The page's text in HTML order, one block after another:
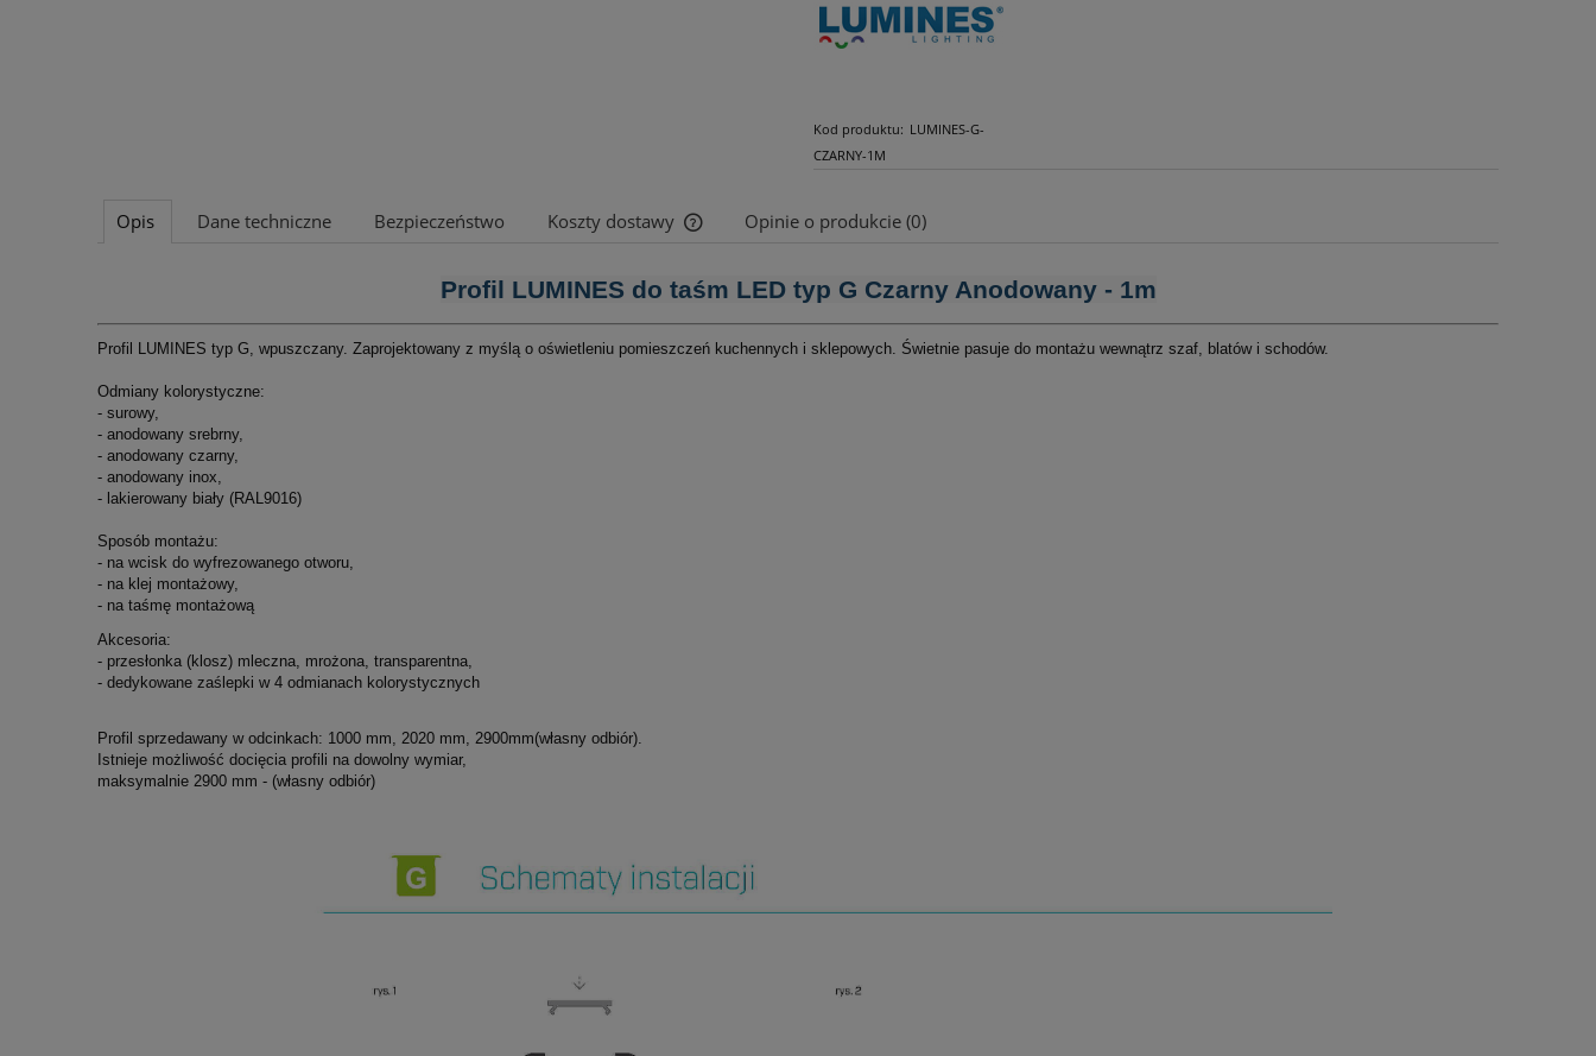
Kod produktu: LUMINES-G-
CZARNY-1M
Opis Dane techniczne Bezpieczeństwo Koszty dostawy
Cena nie zawiera ewentualnych kosztów
Opinie o produkcie (0)
Profil LUMINES do taśm LED typ G Czarny Anodowany - 1m
Profil LUMINES typ G, wpuszczany. Zaprojektowany z myślą o oświetleniu pomieszczeń kuchennych i sklepowych. Świetnie pasuje do montażu wewnątrz szaf, blatów i schodów.
Odmiany kolorystyczne:
- surowy,
- anodowany srebrny,
- anodowany czarny,
- anodowany inox,
- lakierowany biały (RAL9016)
Sposób montażu:
- na wcisk do wyfrezowanego otworu,
- na klej montażowy,
- na taśmę montażową
Akcesoria:
- przesłonka (klosz) mleczna, mrożona, transparentna,
- dedykowane zaślepki w 4 odmianach kolorystycznych
Profil sprzedawany w odcinkach: 1000 mm, 2020 mm, 2900mm(własny odbiór).
Istnieje możliwość docięcia profili na dowolny wymiar,
maksymalnie 2900 mm - (własny odbiór)